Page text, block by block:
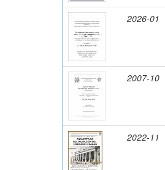
2026-01
2007-10
2022-11